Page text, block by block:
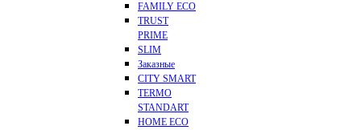
FAMILY ECO
TRUST
PRIME
SLIM
Заказные
CITY SMART
TERMO
STANDART
HOME ECO